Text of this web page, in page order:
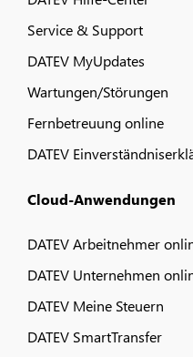
Service & Support
DATEV MyUpdates
Wartungen/Störungen
Fernbetreuung online
DATEV
Cloud-Anwendungen
DATEV Arbeitnehmer
DATEV Unternehmen
DATEV Meine Steuern
DATEV SmartTransfer